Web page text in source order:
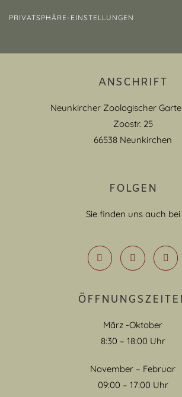
PRIVATSPHÄRE-EINSTELLUNGEN
ANSCHRIFT
Neunkircher Zoologischer
Zoostr. 25
66538 Neunkirchen
FOLGEN
Sie finden uns auch bei
März -Oktober
8:30 – 18:00 Uhr
November – Februar
09:00 – 17:00 Uhr